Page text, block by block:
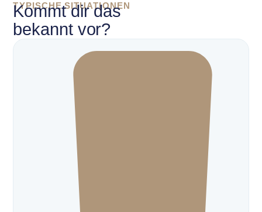
TYPISCHE SITUATIONEN
Kommt dir das
bekannt vor?